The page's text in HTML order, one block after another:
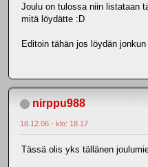
Joulu on tulossa niin listataan
mitä löydätte :D
Editoin tähän jos löydän jonkun
nirppu988
18.12.06 - klo: 18.17
Tässä olis yks tällänen